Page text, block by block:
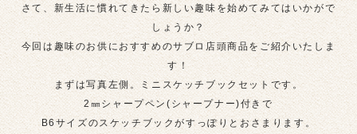
さて、新生活に慣れてきたら新しい趣味を始めてみてはいかがで
しょうか？
今回は趣味のお供におすすめのサブロ店頭商品をご紹介いたしま
す！
まずは写真左側。ミニスケッチブックセットです。
2㎜シャープペン(シャープナー)付きで
B6サイズのスケッチブックがすっぽりとおさまります。